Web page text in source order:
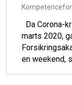
Da Corona-
marts 2020,
en weekend,